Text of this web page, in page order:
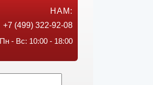
НАМ:
+7 (499) 322-92-08
Пн - Вс: 10:00 - 18:00